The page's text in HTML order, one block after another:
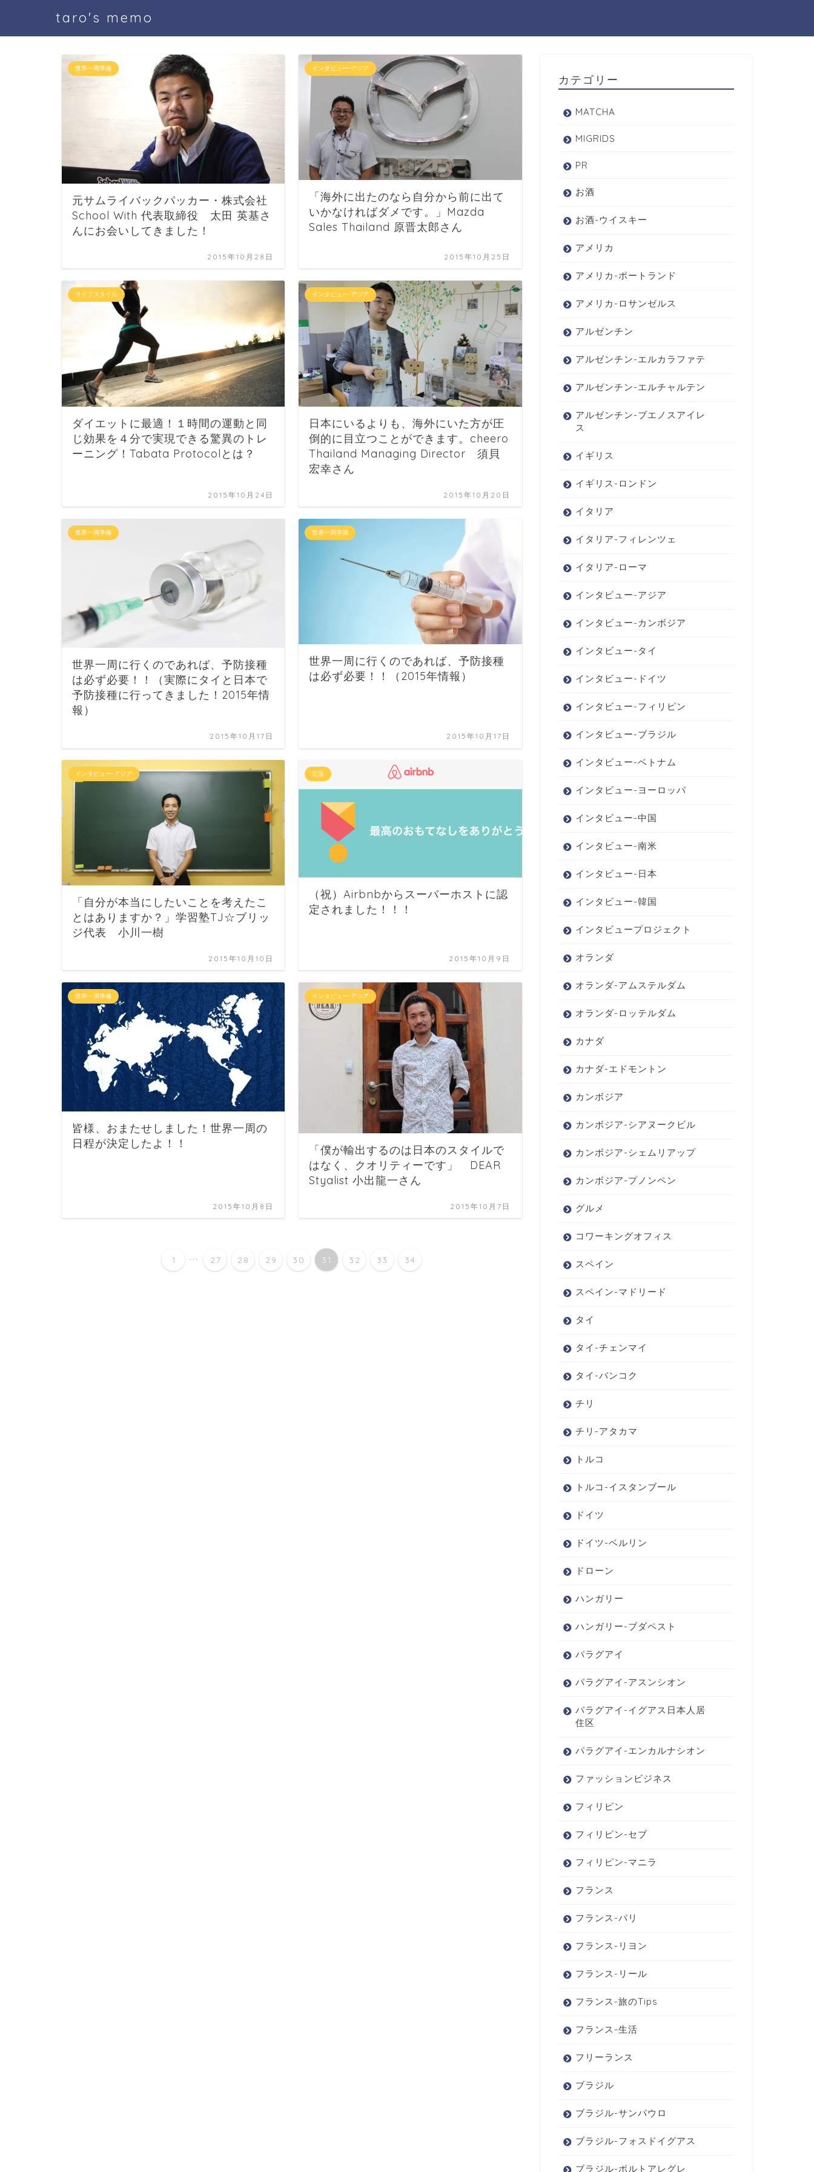
taro's memo
世界一周準備
元サムライバックパッカー・株式会社
School With 代表取締役 太田 英基さ
んにお会いしてきました！
2015年10月28日
インタビュー-アジア
「海外に出たのなら自分から前に出て
いかなければダメです。」Mazda
Sales Thailand 原晋太郎さん
2015年10月25日
ライフスタイル
ダイエットに最適！１時間の運動と同
じ効果を４分で実現できる驚異のトレ
ーニング！Tabata Protocolとは？
2015年10月24日
インタビュー-アジア
日本にいるよりも、海外にいた方が圧
倒的に目立つことができます。cheero
Thailand Managing Director 須貝
宏幸さん
2015年10月20日
世界一周準備
世界一周に行くのであれば、予防接種
は必ず必要！！（実際にタイと日本で
予防接種に行ってきました！2015年情
報）
2015年10月17日
世界一周準備
世界一周に行くのであれば、予防接種
は必ず必要！！（2015年情報）
2015年10月17日
インタビュー-アジア
「自分が本当にしたいことを考えたこ
とはありますか？」学習塾TJ☆ブリッ
ジ代表 小川一樹
2015年10月10日
近況
（祝）Airbnbからスーパーホストに認
定されました！！！
2015年10月9日
世界一周準備
皆様、おまたせしました！世界一周の
日程が決定したよ！！
2015年10月8日
インタビュー-アジア
「僕が輸出するのは日本のスタイルで
はなく、クオリティーです」 DEAR
Styalist 小出龍一さん
2015年10月7日
1 ... 27 28 29 30 31 32 33 34
カテゴリー
MATCHA
MIGRIDS
PR
お酒
お酒-ウイスキー
アメリカ
アメリカ-ポートランド
アメリカ-ロサンゼルス
アルゼンチン
アルゼンチン-エルカラファテ
アルゼンチン-エルチャルテン
アルゼンチン-ブエノスアイレ
ス
イギリス
イギリス-ロンドン
イタリア
イタリア-フィレンツェ
イタリア-ローマ
インタビュー-アジア
インタビュー-カンボジア
インタビュー-タイ
インタビュー-ドイツ
インタビュー-フィリピン
インタビュー-ブラジル
インタビュー-ベトナム
インタビュー-ヨーロッパ
インタビュー-中国
インタビュー-南米
インタビュー-日本
インタビュー-韓国
インタビュープロジェクト
オランダ
オランダ-アムステルダム
オランダ-ロッテルダム
カナダ
カナダ-エドモントン
カンボジア
カンボジア-シアヌークビル
カンボジア-シェムリアップ
カンボジア-プノンペン
グルメ
コワーキングオフィス
スペイン
スペイン-マドリード
タイ
タイ-チェンマイ
タイ-バンコク
チリ
チリ-アタカマ
トルコ
トルコ-イスタンブール
ドイツ
ドイツ-ベルリン
ドローン
ハンガリー
ハンガリー-ブダペスト
パラグアイ
パラグアイ-アスンシオン
パラグアイ-イグアス日本人居
住区
パラグアイ-エンカルナシオン
ファッションビジネス
フィリピン
フィリピン-セブ
フィリピン-マニラ
フランス
フランス-パリ
フランス-リヨン
フランス-リール
フランス-旅のTips
フランス-生活
フリーランス
ブラジル
ブラジル-サンパウロ
ブラジル-フォスドイグアス
ブラジル-ポルトアレグレ